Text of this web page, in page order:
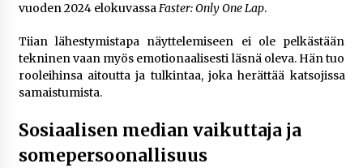
mitä asiasta tiedetään
1 kuukausi sitten
vuoden 2024 elokuvassaFaster: Only One Lap.
Tiian lähestymistapa näyttelemiseen ei ole pelkästään
tekninen vaan myös emotionaalisesti läsnä oleva. Hän tuo
rooleihinsa aitoutta ja tulkintaa, joka herättää katsojissa
samaistumista.
Sosiaalisen median vaikuttaja ja
somepersoonallisuus